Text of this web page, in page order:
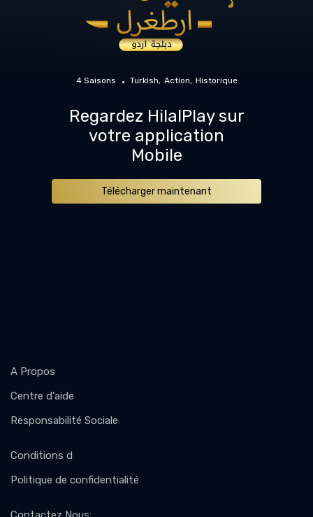
4 Saisons Turkish Action Historique
Regardez HilalPlay sur
votre application
Mobile
Télécharger maintenant
A Propos
Centre d'aide
Responsabilité Sociale
Conditions d
Politique de confidentialité